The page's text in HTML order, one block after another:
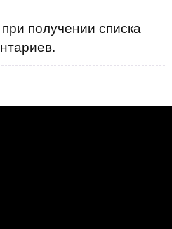
получении списка